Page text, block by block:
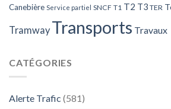
Canebière Service partiel SNCF T1 T2 T3 TER
Tramway Transports Travaux
CATÉGORIES
Alerte Trafic (581)